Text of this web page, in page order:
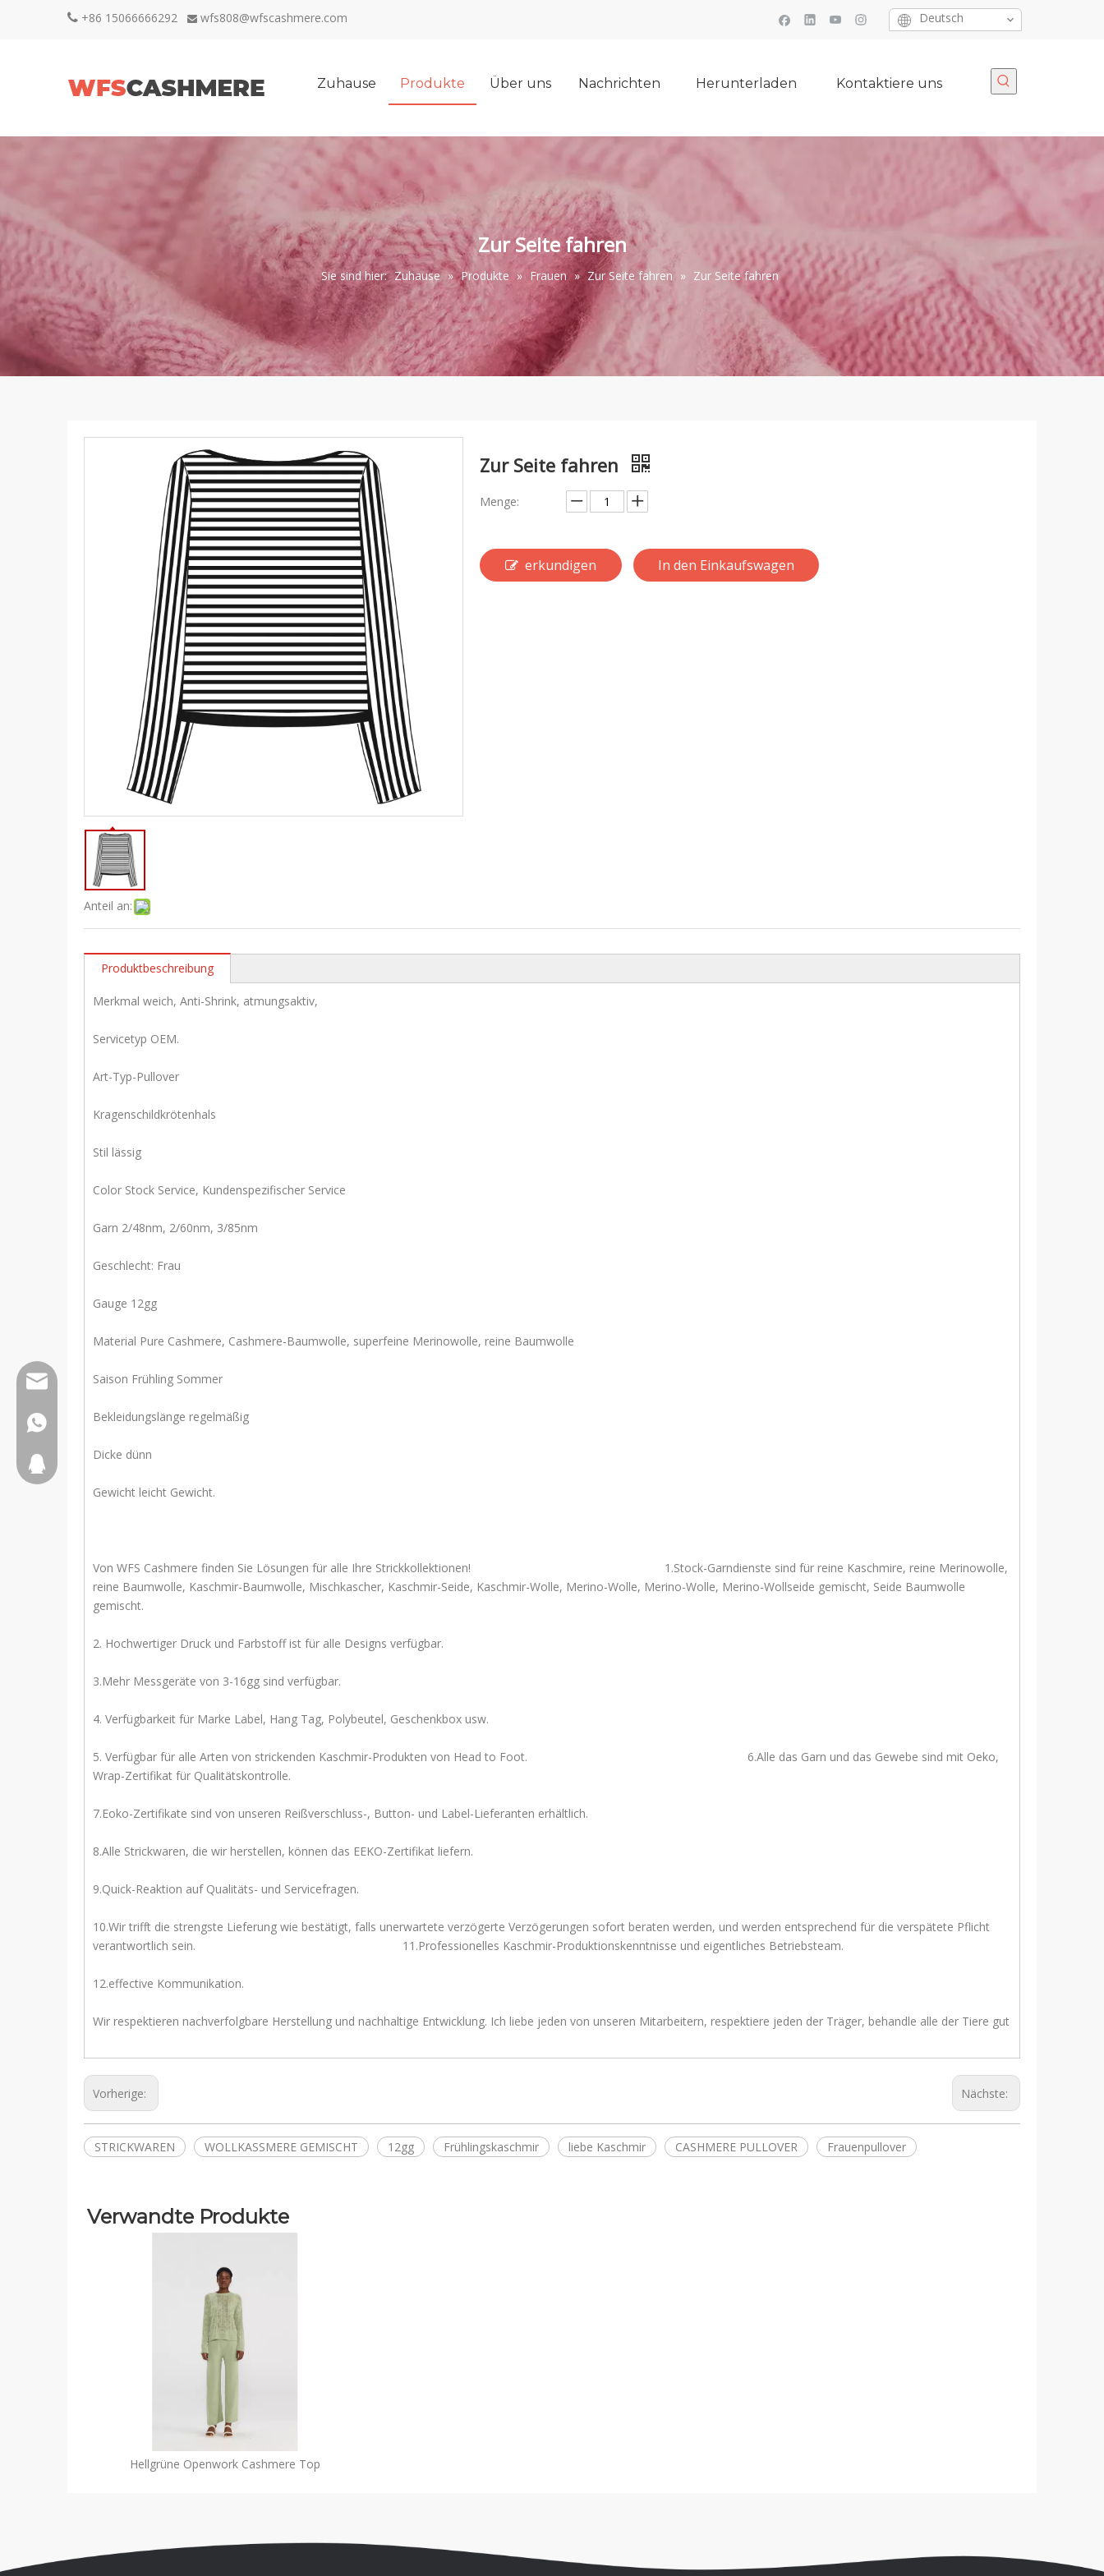
 +86 15066666292  wfs808@wfscashmere.com Deutsch
Zuhause Produkte Über uns Nachrichten Herunterladen Kontaktiere uns
Zur Seite fahren
Sie sind hier: Zuhause » Produkte » Frauen » Zur Seite fahren » Zur Seite fahren
Anteil an:
Zur Seite fahren
Menge:
erkundigen In den Einkaufswagen
Produktbeschreibung
Merkmal weich, Anti-Shrink, atmungsaktiv,
Servicetyp OEM.
Art-Typ-Pullover
Kragenschildkrötenhals
Stil lässig
Color Stock Service, Kundenspezifischer Service
Garn 2/48nm, 2/60nm, 3/85nm
Geschlecht: Frau
Gauge 12gg
Material Pure Cashmere, Cashmere-Baumwolle, superfeine Merinowolle, reine Baumwolle
Saison Frühling Sommer
Bekleidungslänge regelmäßig
Dicke dünn
Gewicht leicht Gewicht.
Von WFS Cashmere finden Sie Lösungen für alle Ihre Strickkollektionen! 1.Stock-Garndienste sind für reine Kaschmire, reine Merinowolle,
reine Baumwolle, Kaschmir-Baumwolle, Mischkascher, Kaschmir-Seide, Kaschmir-Wolle, Merino-Wolle, Merino-Wolle, Merino-Wollseide gemischt, Seide Baumwolle
gemischt.
2. Hochwertiger Druck und Farbstoff ist für alle Designs verfügbar.
3.Mehr Messgeräte von 3-16gg sind verfügbar.
4. Verfügbarkeit für Marke Label, Hang Tag, Polybeutel, Geschenkbox usw.
5. Verfügbar für alle Arten von strickenden Kaschmir-Produkten von Head to Foot. 6.Alle das Garn und das Gewebe sind mit Oeko,
Wrap-Zertifikat für Qualitätskontrolle.
7.Eoko-Zertifikate sind von unseren Reißverschluss-, Button- und Label-Lieferanten erhältlich.
8.Alle Strickwaren, die wir herstellen, können das EEKO-Zertifikat liefern.
9.Quick-Reaktion auf Qualitäts- und Servicefragen.
10.Wir trifft die strengste Lieferung wie bestätigt, falls unerwartete verzögerte Verzögerungen sofort beraten werden, und werden entsprechend für die verspätete Pflicht
verantwortlich sein. 11.Professionelles Kaschmir-Produktionskenntnisse und eigentliches Betriebsteam.
12.effective Kommunikation.
Wir respektieren nachverfolgbare Herstellung und nachhaltige Entwicklung. Ich liebe jeden von unseren Mitarbeitern, respektiere jeden der Träger, behandle alle der Tiere gut
Vorherige: Nächste:
STRICKWAREN WOLLKASSMERE GEMISCHT 12gg Frühlingskaschmir liebe Kaschmir CASHMERE PULLOVER Frauenpullover
Verwandte Produkte
Hellgrüne Openwork Cashmere Top
wfs808@wfscashmere.com
+8615066666292
2917611817